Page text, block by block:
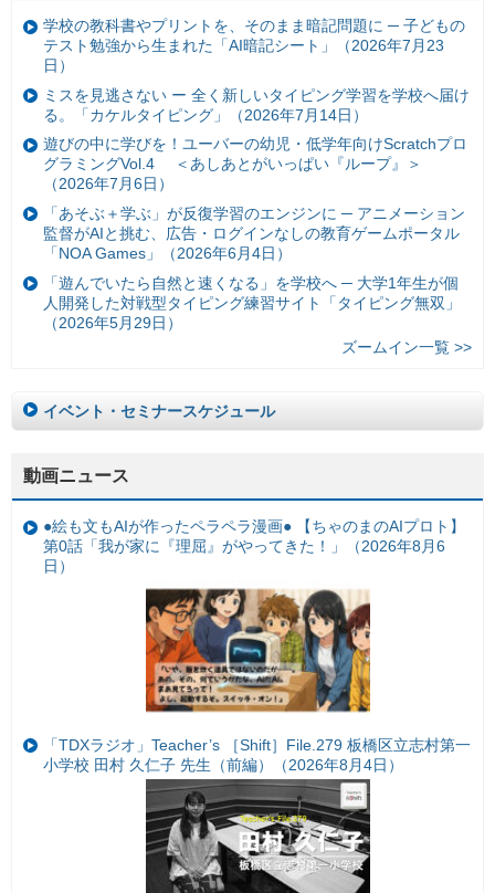
学校の教科書やプリントを、そのまま暗記問題に ─ 子どもの
テスト勉強から生まれた「AI暗記シート」（2026年7月23
日）
ミスを見逃さない ー 全く新しいタイピング学習を学校へ届け
る。「カケルタイピング」（2026年7月14日）
遊びの中に学びを！ユーバーの幼児・低学年向けScratchプロ
グラミングVol.4 ＜あしあとがいっぱい『ループ』＞
（2026年7月6日）
「あそぶ＋学ぶ」が反復学習のエンジンに ─ アニメーション
監督がAIと挑む、広告・ログインなしの教育ゲームポータル
「NOA Games」（2026年6月4日）
「遊んでいたら自然と速くなる」を学校へ ─ 大学1年生が個
人開発した対戦型タイピング練習サイト「タイピング無双」
（2026年5月29日）
ズームイン一覧 >>
イベント・セミナースケジュール
動画ニュース
●絵も文もAIが作ったペラペラ漫画● 【ちゃのまのAIプロト】
第0話「我が家に『理屈』がやってきた！」（2026年8月6
日）
「TDXラジオ」Teacher’s ［Shift］File.279 板橋区立志村第一
小学校 田村 久仁子 先生（前編）（2026年8月4日）